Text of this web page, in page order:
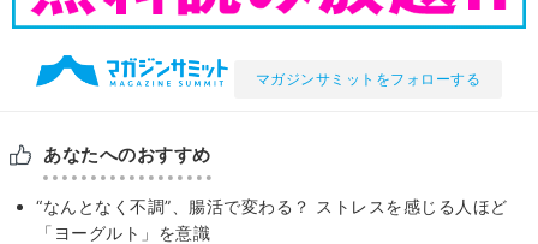
マガジンサミットをフォローする
あなたへのおすすめ
“なんとなく不調”、腸活で変わる？ ストレスを感じる人ほど
「ヨーグルト」を意識